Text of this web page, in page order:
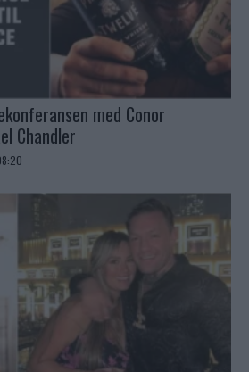
med Conor
Chandler